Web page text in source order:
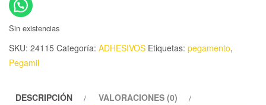
Sin existencias
SKU: 24115 Categoría: ADHESIVOS Etiquetas: pegamento,
Pegamil
DESCRIPCIÓN VALORACIONES (0)